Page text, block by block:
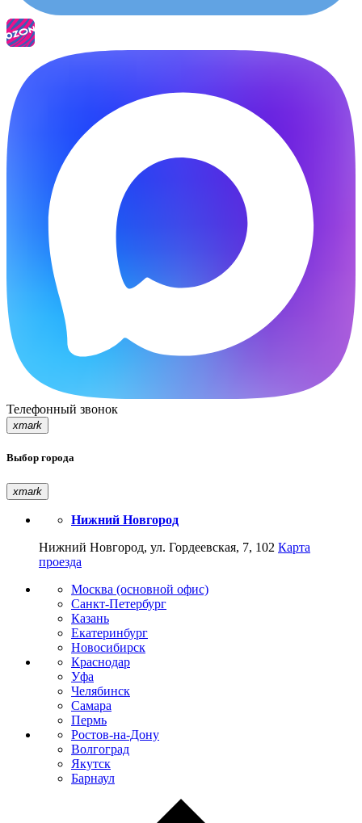
Телефонный звонок
xmark
Выбор города
xmark
Нижний Новгород
Нижний Новгород, ул. Гордеевская, 7, 102 Карта
проезда
Москва (основной офис)
Санкт-Петербург
Казань
Екатеринбург
Новосибирск
Краснодар
Уфа
Челябинск
Самара
Пермь
Ростов-на-Дону
Волгоград
Якутск
Барнаул